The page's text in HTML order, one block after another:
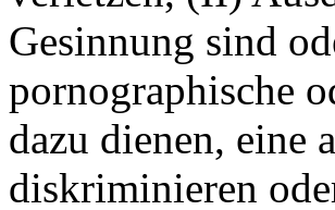
Gesinnung sind
pornographische
dazu dienen, eine
diskriminieren